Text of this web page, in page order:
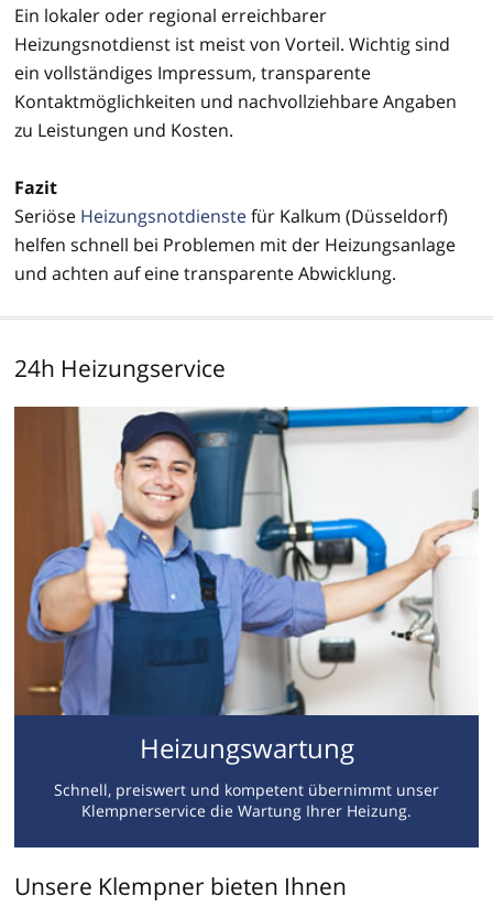
Ein lokaler oder regional erreichbarer
Heizungsnotdienst ist meist von Vorteil. Wichtig sind
ein vollständiges Impressum, transparente
Kontaktmöglichkeiten und nachvollziehbare Angaben
zu Leistungen und Kosten.
Fazit
Seriöse Heizungsnotdienstefür Kalkum (Düsseldorf)
helfen schnell bei Problemen mit der Heizungsanlage
und achten auf eine transparente Abwicklung.
24h Heizungservice
Heizungswartung
Schnell, preiswert und kompetent übernimmt unser
Klempnerservice die Wartung Ihrer Heizung.
Unsere Klempner bieten Ihnen